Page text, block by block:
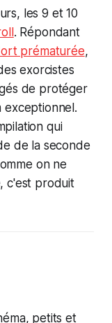
les 9 et 10
. Répondant
prématurée,
exorcistes
de protéger
exceptionnel.
qui
de la seconde
on ne
c'est produit
petits et